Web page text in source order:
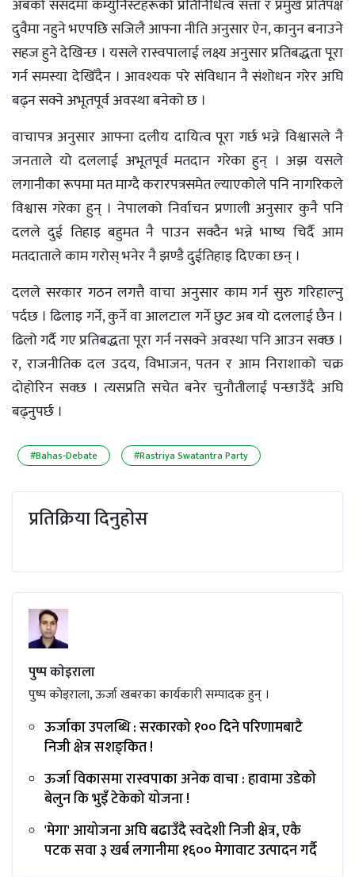
अबको संसदमा कम्युनिस्टहरूको प्रतिनिधित्व सत्ता र प्रमुख प्रतिपक्ष
दुवैमा नहुने भएपछि सजिलै आफ्ना नीति अनुसार ऐन, कानुन बनाउने
सहज हुने देखिन्छ । यसले रास्वपालाई लक्ष्य अनुसार प्रतिबद्धता पूरा
गर्न समस्या देखिँदैन । आवश्यक परे संविधान नै संशोधन गरेर अघि
बढ्न सक्ने अभूतपूर्व अवस्था बनेको छ ।
वाचापत्र अनुसार आफ्ना दलीय दायित्व पूरा गर्छ भन्ने विश्वासले नै
जनताले यो दललाई अभूतपूर्व मतदान गरेका हुन् । अझ यसले
लगानीका रूपमा मत माग्दै करारपत्रसमेत ल्याएकोले पनि नागरिकले
विश्वास गरेका हुन् । नेपालको निर्वाचन प्रणाली अनुसार कुनै पनि
दलले दुई तिहाइ बहुमत नै पाउन सक्दैन भन्ने भाष्य चिर्दै आम
मतदाताले काम गरोस् भनेर नै झण्डै दुईतिहाइ दिएका छन् ।
दलले सरकार गठन लगत्तै वाचा अनुसार काम गर्न सुरु गरिहाल्नु
पर्दछ । ढिलाइ गर्ने, कुर्ने वा आलटाल गर्ने छुट अब यो दललाई छैन ।
ढिलो गर्दै गए प्रतिबद्धता पूरा गर्न नसक्ने अवस्था पनि आउन सक्छ ।
र, राजनीतिक दल उदय, विभाजन, पतन र आम निराशाको चक्र
दोहोरिन सक्छ । त्यसप्रति सचेत बनेर चुनौतीलाई पन्छाउँदै अघि
बढ्नुपर्छ ।
#Bahas-Debate #Rastriya Swatantra Party
प्रतिक्रिया दिनुहोस
पुष्प काेइराला
पुष्प काेइराला, ऊर्जा खबरका कार्यकारी सम्पादक हुन् ।
ऊर्जाका उपलब्धि : सरकारको १०० दिने परिणामबाटै
निजी क्षेत्र सशङ्‌कित !
ऊर्जा विकासमा रास्वपाका अनेक वाचा : हावामा उडेको
बेलुन कि भुइँ टेकेको योजना !
'मेगा' आयोजना अघि बढाउँदै स्वदेशी निजी क्षेत्र, एकै
पटक सवा ३ खर्ब लगानीमा १६०० मेगावाट उत्पादन गर्दै